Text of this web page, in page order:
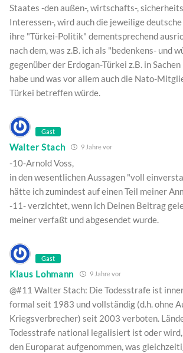
Staates -den außen-, wirtschafts-,
Interessen-, wird auch die jeweilige
ihre "Türkei-Politik" dementsprechend
nach dem, was z.B. ich als "bedenkens- und
gegenüber der Erdogan-Türkei z.B. in
habe und was vor allem auch die Nato-
Türkei betreffen würde.
Gast
Walter Stach 9 Jahre vor
-10-Arnold Voss,
in den wesentlichen Aussagen "voll
hätte ich zumindest auf einen Teil meiner
-11- verzichtet, wenn ich Deinen Beitrag
meiner verfaßt und abgesendet wurde.
Gast
Klaus Lohmann 9 Jahre vor
@#11 Walter Stach: Die Todesstrafe ist
formal seit 1983 und vollständig (d.h. ohne
Kriegsverbrecher) seit 2003 verboten.
Todesstrafe national legalisiert ist oder
den Europarat aufgenommen, was